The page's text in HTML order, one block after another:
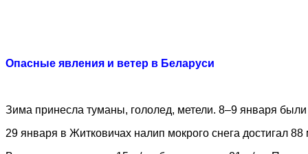
Опасные явления и ветер в Беларуси
Зима принесла туманы, гололед, метели. 8–9 января
29 января в Житковичах налип мокрого снега достигал 88